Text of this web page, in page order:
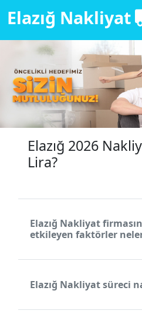
Elazığ Nakliyat
Elazığ 2026
Lira?
Elazığ Nakliyat
etkileyen faktörler
Elazığ Nakliyat süreci